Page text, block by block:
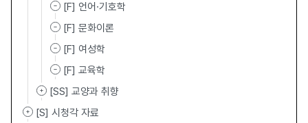
[F] 언어·기호학
[F] 문화이론
[F] 여성학
[F] 교육학
[SS] 교양과 취향
[S] 시청각 자료